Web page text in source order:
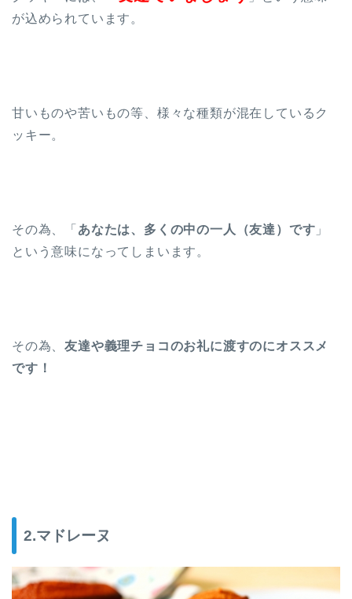
が込められています。
甘いものや苦いもの等、様々な種類が混在しているク
ッキー。
その為、「 あなたは、多くの中の一人（友達）です 」
という意味になってしまいます。
その為、友達や義理チョコのお礼に渡すのにオススメ
です！
2.マドレーヌ